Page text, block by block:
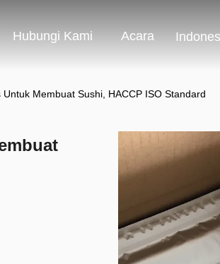
Hubungi Kami Acara
Membuat Sushi, HACCP ISO Standard